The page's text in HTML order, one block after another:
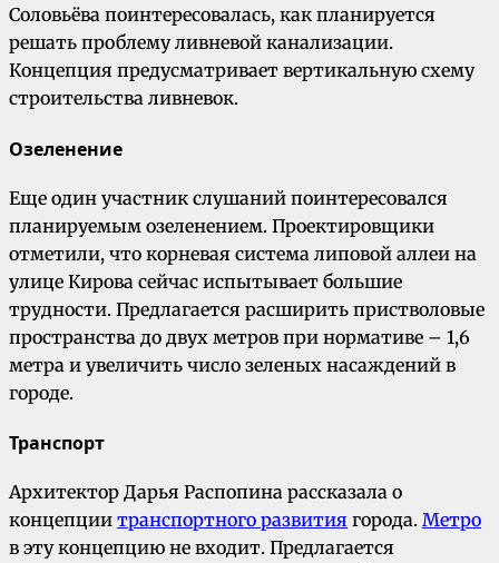
Соловьёва поинтересовалась, как планируется
решать проблему ливневой канализации.
Концепция предусматривает вертикальную схему
строительства ливневок.
Озеленение
Еще один участник слушаний поинтересовался
планируемым озеленением. Проектировщики
отметили, что корневая система липовой аллеи на
улице Кирова сейчас испытывает большие
трудности. Предлагается расширить пристволовые
пространства до двух метров при нормативе – 1,6
метра и увеличить число зеленых насаждений в
городе.
Транспорт
Архитектор Дарья Распопина рассказала о
концепции транспортного развития города. Метро
в эту концепцию не входит. Предлагается